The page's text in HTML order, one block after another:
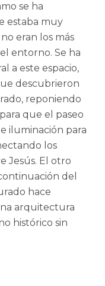
se ha
estaba muy
eran los más
entorno. Se ha
a este espacio,
descubrieron
reponiendo
que el paseo
iluminación para
los
Jesús. El otro
del
hace
arquitectura
histórico sin